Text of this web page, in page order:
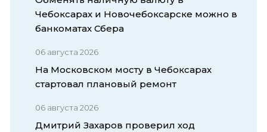
Чебоксарах и Новочебоксарске можно в
банкоматах Сбера
06 августа 2026
На Московском мосту в Чебоксарах
стартовал плановый ремонт
06 августа 2026
Дмитрий Захаров проверил ход